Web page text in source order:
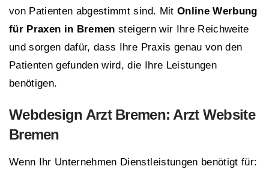
von Patienten abgestimmt sind. Mit Online Werbung
für Praxen in Bremen steigern wir Ihre Reichweite
und sorgen dafür, dass Ihre Praxis genau von den
Patienten gefunden wird, die Ihre Leistungen
benötigen.
Webdesign Arzt Bremen: Arzt Website
Bremen
Wenn Ihr Unternehmen Dienstleistungen benötigt für: